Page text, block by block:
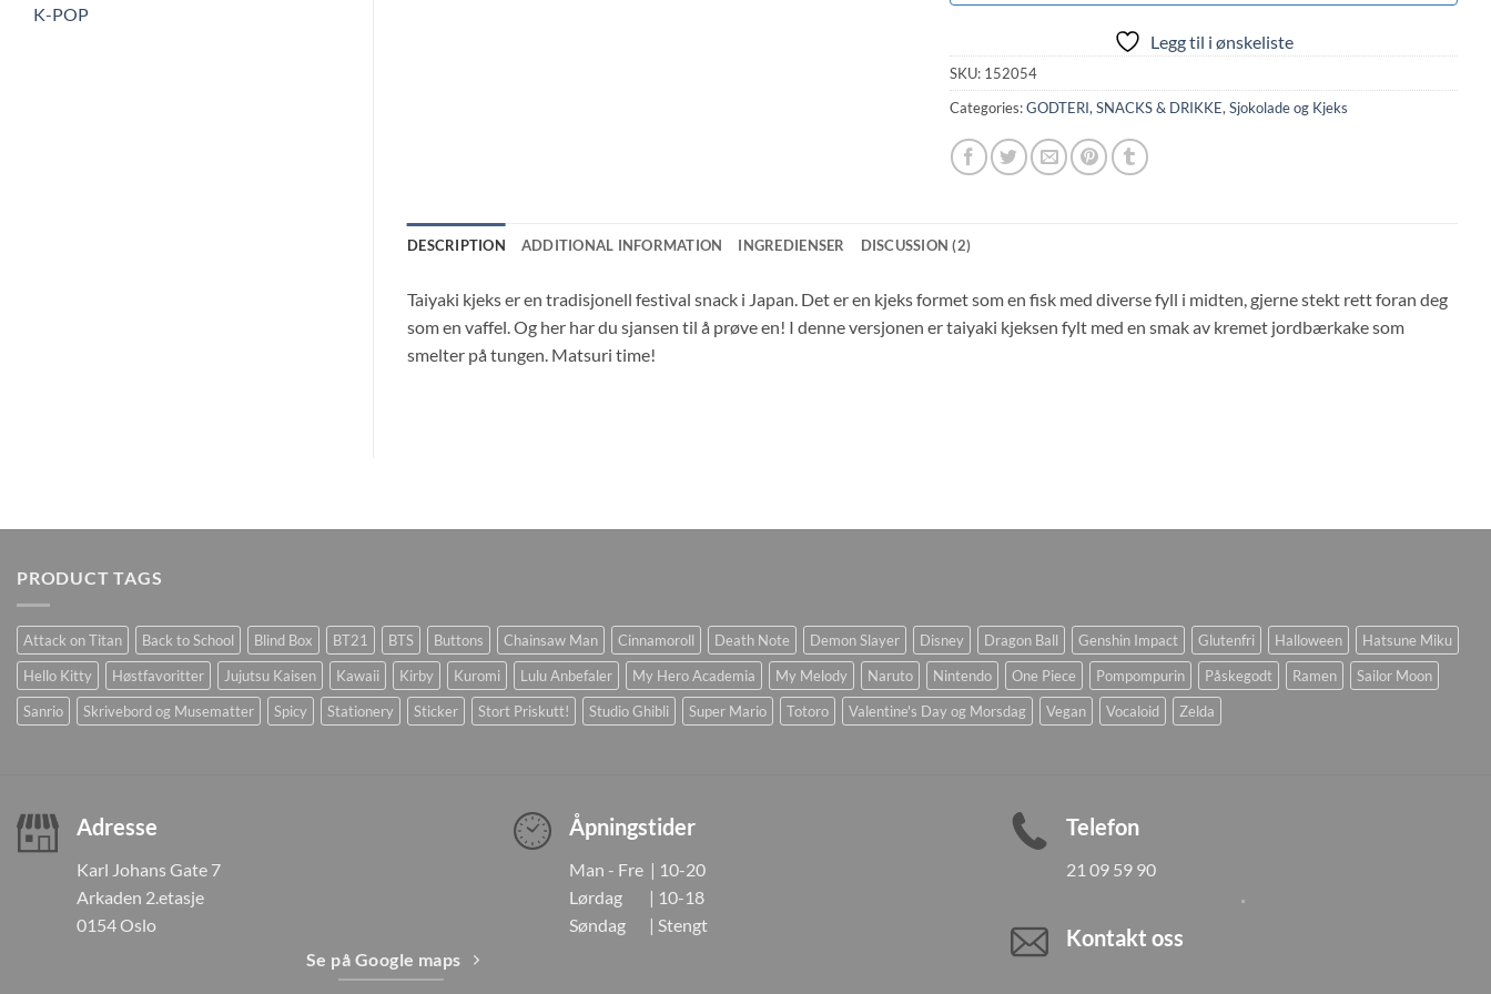
K-POP
Legg til i ønskeliste
SKU: 152054
Categories:GODTERI, SNACKS & DRIKKE,Sjokolade og Kjeks
DESCRIPTION ADDITIONAL INFORMATION INGREDIENSER DISCUSSION (2)
Taiyaki kjeks er en tradisjonell festival snack i Japan. Det er en kjeks formet som en fisk med diverse fyll i midten, gjerne stekt rett foran deg
som en vaffel. Og her har du sjansen til å prøve en! I denne versjonen er taiyaki kjeksen fylt med en smak av kremet jordbærkake som
smelter på tungen. Matsuri time!
PRODUCT TAGS
Attack on Titan Back to School Blind Box BT21 BTS Buttons Chainsaw Man Cinnamoroll Death Note Demon Slayer Disney Dragon Ball Genshin Impact Glutenfri Halloween
Hatsune Miku
Hello Kitty
Høstfavoritter Jujutsu Kaisen Kawaii Kirby Kuromi Lulu Anbefaler My Hero Academia My Melody Naruto Nintendo One Piece Pompompurin Påskegodt Ramen
Sailor Moon
Sanrio
Skrivebord og Musematter Spicy Stationery Sticker Stort Priskutt! Studio Ghibli Super Mario Totoro Valentine's Day og Morsdag Vegan Vocaloid Zelda
Adresse
Karl Johans Gate 7
Arkaden 2.etasje
0154 Oslo
Se på Google maps
Åpningstider
Man - Fre | 10-20
Lørdag | 10-18
Søndag | Stengt
Telefon
21 09 59 90
Kontakt oss